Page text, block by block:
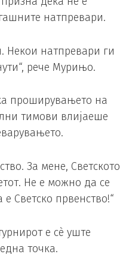
натпревари.
Некои натпревари ги
рече Мурињо.
проширувањето на
тимови влијаеше
За мене, Светското
Не е можно да се
е Светско првенство!“
е сè уште
точка.